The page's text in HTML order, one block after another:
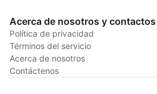
Acerca de nosotros y contactos
Política de privacidad
Términos del servicio
Acerca de nosotros
Contáctenos